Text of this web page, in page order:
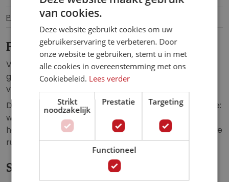
Productinformatie Specificaties
Fotobehang gouden gebouw 3D.
Vlies fotobehang van een abstract, gouden, stalen
gebouw. De sprankelende, gouden kogels zorgen
voor diepte en voor een geweldig 3D effect
Dit fotobehang zorgt voor een unieke uitstraling in de:
woonkamer, slaapkamer, kinderkamer, hal,
horecagelegenheid, keuken, kantoor of iedere andere
ruimte.
Specificaties
van cookies.
Deze website gebruikt cookies om uw
gebruikerservaring te verbeteren. Door
onze website te gebruiken, stemt u in met
alle cookies in overeenstemming met ons
Cookiebeleid. Lees verder
Strikt
noodzakelijk
Prestatie Targeting
Functioneel